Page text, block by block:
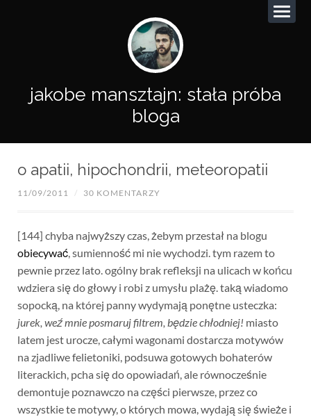
jakobe mansztajn: stała próba
bloga
o apatii, hipochondrii, meteoropatii
11/09/2011 / 30 KOMENTARZY
[144] chyba najwyższy czas, żebym przestał na blogu
obiecywać, sumienność mi nie wychodzi. tym razem to
pewnie przez lato. ogólny brak refleksji na ulicach w końcu
wdziera się do głowy i robi z umysłu plażę. taką wiadomo
sopocką, na której panny wydymają ponętne usteczka:
jurek, weź mnie posmaruj filtrem, będzie chłodniej! miasto
latem jest urocze, całymi wagonami dostarcza motywów
na zjadliwe felietoniki, podsuwa gotowych bohaterów
literackich, pcha się do opowiadań, ale równocześnie
demontuje poznawczo na części pierwsze, przez co
wszystkie te motywy, o których mowa, wydają się świeże i